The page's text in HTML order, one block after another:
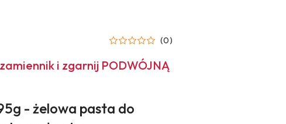
(0)
i zgarnij PODWÓJNĄ
- żelowa pasta do